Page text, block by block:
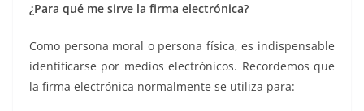
¿Para qué me sirve la firma electrónica?
Como persona moral o persona física, es indispensable
identificarse por medios electrónicos. Recordemos que
la firma electrónica normalmente se utiliza para: